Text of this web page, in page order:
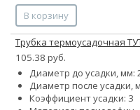
В корзину
Трубка термоусадочная
105.38 руб.
Диаметр до усадки, мм:
Диаметр после усадки,
Коэффициент усадки: 3